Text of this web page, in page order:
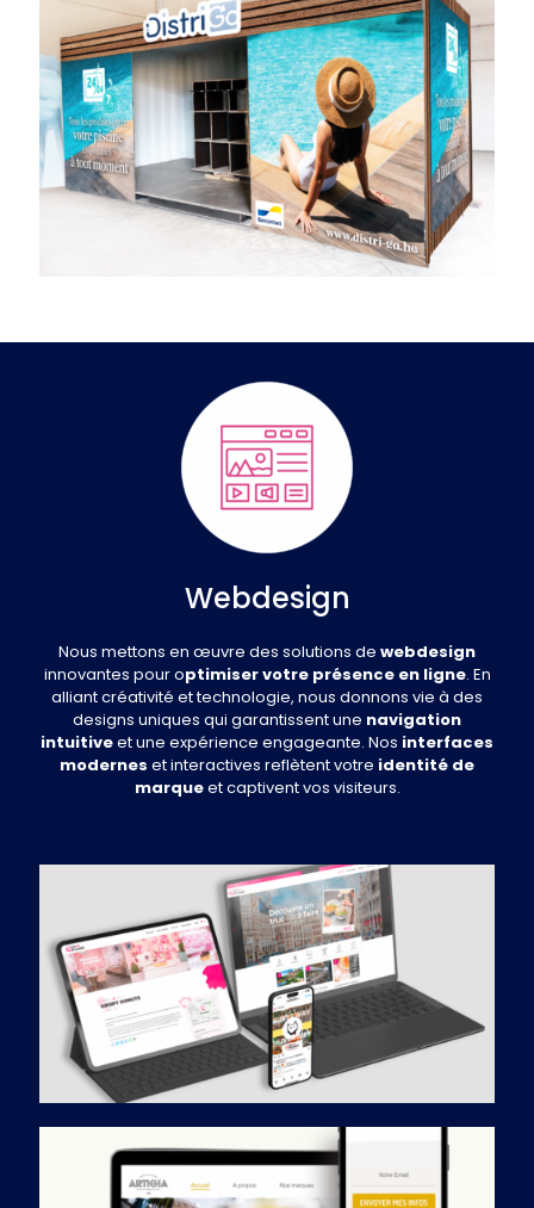
Webdesign
Nous mettons en œuvre des solutions de webdesign
innovantes pour optimiser votre présence en ligne. En
alliant créativité et technologie, nous donnons vie à des
designs uniques qui garantissent une navigation
intuitiveet une expérience engageante. Nos interfaces
modernes et interactives reflètent votre identité de
marqueet captivent vos visiteurs.